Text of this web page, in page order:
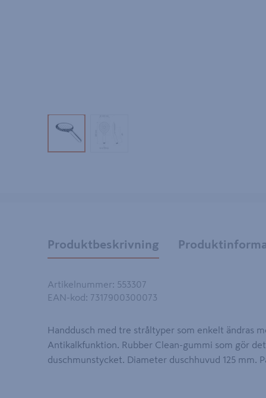
Produktbild 1
Produktbeskrivning
Artikelnummer: 553307
EAN-kod : 7317900300073
Handdusch med tre stråltyper som enkelt ändras
Antikalkfunktion. Rubber Clean-gummi som gör
duschmunstycket. Diameter duschhuvud 125 mm.